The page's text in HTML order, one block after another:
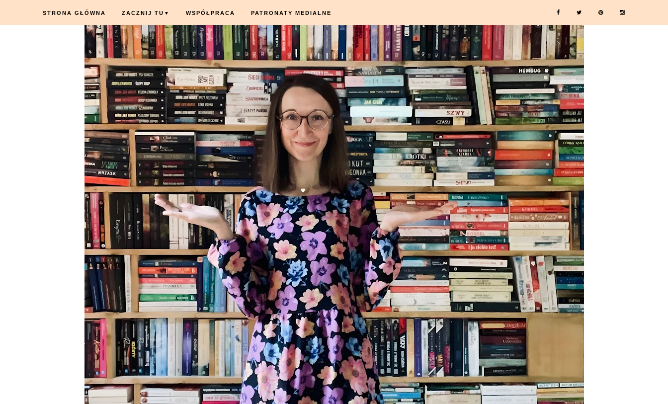
STRONA GŁÓWNA ZACZNIJ TU ▼ WSPÓŁPRACA PATRONATY MEDIALNE